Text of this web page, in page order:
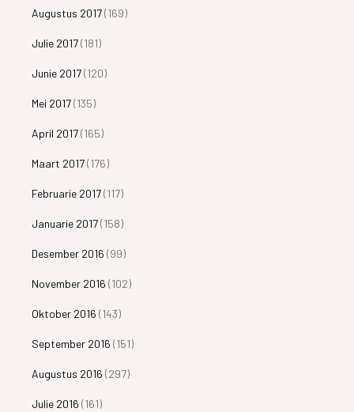
Augustus 2017(169)
Julie 2017(181)
Junie 2017(120)
Mei 2017(135)
April 2017(165)
Maart 2017(176)
Februarie 2017(117)
Januarie 2017(158)
Desember 2016 (99)
November 2016 (102)
Oktober 2016 (143)
September 2016 (151)
Augustus 2016 (297)
Julie 2016 (161)